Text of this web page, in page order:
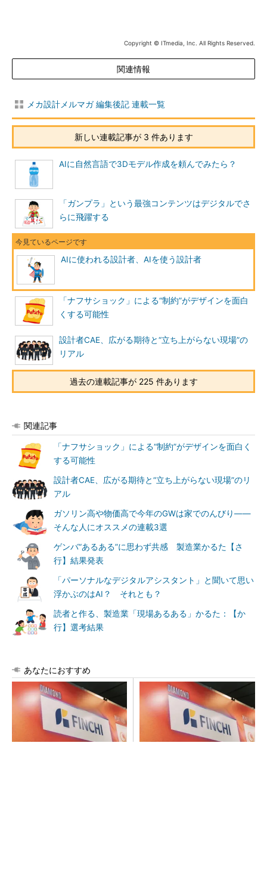
Copyright © ITmedia, Inc. All Rights Reserved.
関連情報
メカ設計メルマガ 編集後記 連載一覧
新しい連載記事が 3 件あります
AIに自然言語で3Dモデル作成を頼んでみたら？
「ガンプラ」という最強コンテンツはデジタルでさ
らに飛躍する
AIに使われる設計者、AIを使う設計者
「ナフサショック」による“制約”がデザインを面白
くする可能性
設計者CAE、広がる期待と“立ち上がらない現場”の
リアル
過去の連載記事が 225 件あります
関連記事
「ナフサショック」による“制約”がデザインを面白く
する可能性
設計者CAE、広がる期待と“立ち上がらない現場”のリ
アル
ガソリン高や物価高で今年のGWは家でのんびり――
そんな人にオススメの連載3選
ゲンバ“あるある”に思わず共感 製造業かるた【さ
行】結果発表
「パーソナルなデジタルアシスタント」と聞いて思い
浮かぶのはAI？ それとも？
読者と作る、製造業「現場あるある」かるた：【か
行】選考結果
あなたにおすすめ